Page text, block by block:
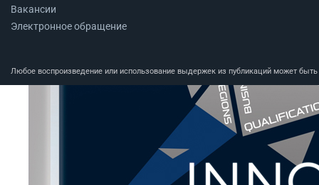
Вакансии
Электронное обращение
Любое воспроизведение или использование выдержек из публикаций может